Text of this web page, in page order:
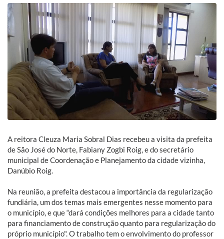
A reitora Cleuza Maria Sobral Dias recebeu a visita da prefeita
de São José do Norte, Fabiany Zogbi Roig, e do secretário
municipal de Coordenação e Planejamento da cidade vizinha,
Danúbio Roig.
Na reunião, a prefeita destacou a importância da regularização
fundiária, um dos temas mais emergentes nesse momento para
o município, e que “dará condições melhores para a cidade tanto
para financiamento de construção quanto para regularização do
próprio município". O trabalho tem o envolvimento do professor